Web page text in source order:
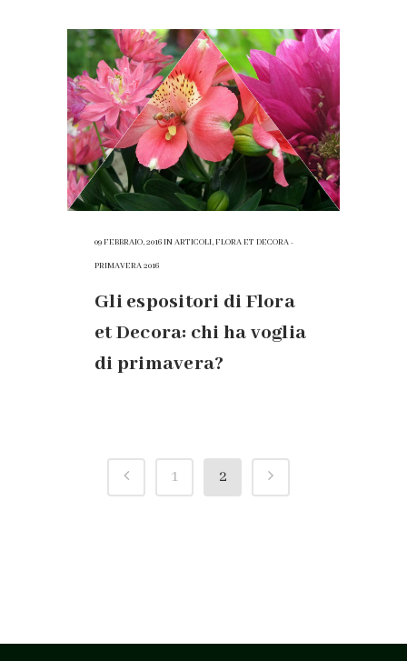
09 FEBBRAIO, 2016INARTICOLI,FLORA ET DECORA -
PRIMAVERA 2016
Gli espositori di Flora
et Decora: chi ha voglia
di primavera?
1 2